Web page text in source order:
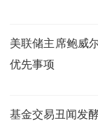
美联储主席鲍威
优先事项
基金交易丑闻发